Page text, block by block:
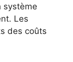
système
Les
des coûts